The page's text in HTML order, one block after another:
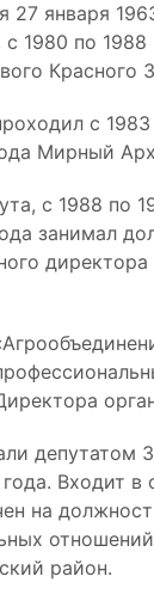
января
1980 по
Красного
с 1983
Мирный
с 1988 по
занимал
депутатом
Входит
на
район.